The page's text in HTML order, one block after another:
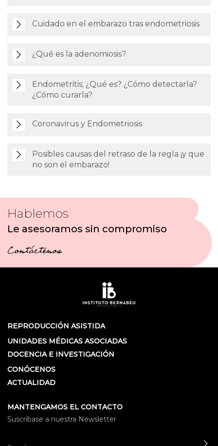
Cuidado en el embarazo tras endometriosis
¿Qué es la adenomiosis?
Endometritis; ¿Qué es? ¿Cómo detectarla?
¿Cómo curarla?
Coronavirus y Endometriosis
Posibles causas del retraso de la regla ¡y que
no son el embarazo!
Hablemos
Le asesoramos sin compromiso
Contáctenos
REPRODUCCIÓN ASISTIDA
UNIDADES MÉDICAS ASOCIADAS
DOCENCIA E INVESTIGACIÓN
CONÓCENOS
ACTUALIDAD
MANTENGAMOS EL CONTACTO
Suscríbase a nuestra Newsletter